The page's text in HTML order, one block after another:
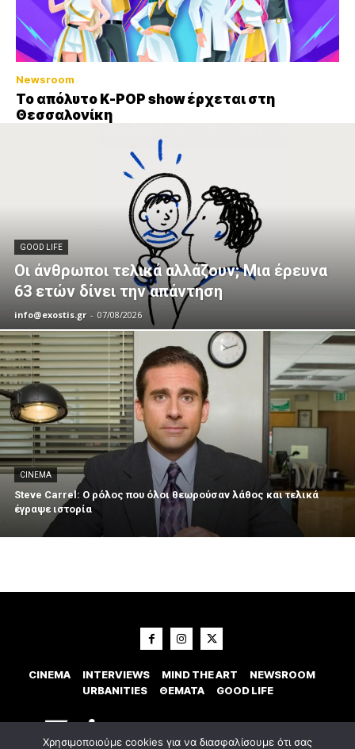
Newsroom
Το απόλυτο K-POP show έρχεται στη
Θεσσαλονίκη
GOOD LIFE
Οι άνθρωποι τελικά αλλάζουν; Μια έρευνα
63 ετών δίνει την απάντηση
info@exostis.gr - 07/08/2026
CINEMA
Steve Carrel: Ο ρόλος που όλοι θεωρούσαν λάθος και τελικά
έγραψε ιστορία
CINEMA INTERVIEWS MIND THE ART
NEWSROOM
URBANITIES
ΘΕΜΑΤΑ GOOD LIFE
Χρησιμοποιούμε cookies για να διασφαλίσουμε ότι σας